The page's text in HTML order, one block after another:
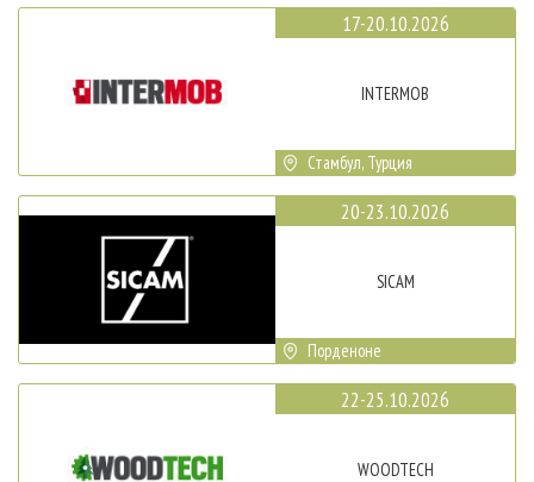
17-20.10.2026
INTERMOB
Стамбул, Турция
20-23.10.2026
SICAM
Порденоне
22-25.10.2026
WOODTECH